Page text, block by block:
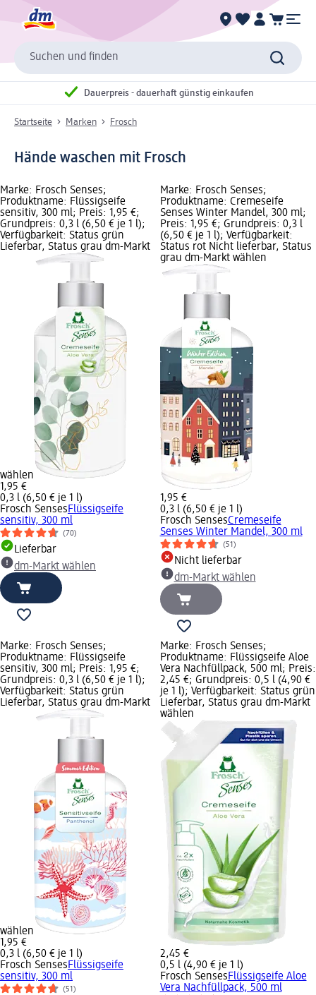
Suchen und finden
Dauerpreis - dauerhaft günstig einkaufen
Startseite Marken Frosch
Hände waschen mit Frosch
Marke: Frosch Senses;
Produktname: Flüssigseife
sensitiv, 300 ml; Preis: 1,95 €;
Grundpreis: 0,3 l (6,50 € je 1 l);
Verfügbarkeit: Status grün
Lieferbar, Status grau dm-Markt
wählen
1,95 €
0,3 l (6,50 € je 1 l)
Frosch SensesFlüssigseife
sensitiv, 300 ml
(70)
Lieferbar
dm-Markt wählen
Marke: Frosch Senses;
Produktname: Cremeseife
Senses Winter Mandel, 300 ml;
Preis: 1,95 €; Grundpreis: 0,3 l
(6,50 € je 1 l); Verfügbarkeit:
Status rot Nicht lieferbar, Status
grau dm-Markt wählen
1,95 €
0,3 l (6,50 € je 1 l)
Frosch SensesCremeseife
Senses Winter Mandel, 300 ml
(51)
Nicht lieferbar
dm-Markt wählen
Marke: Frosch Senses;
Produktname: Flüssigseife
sensitiv, 300 ml; Preis: 1,95 €;
Grundpreis: 0,3 l (6,50 € je 1 l);
Verfügbarkeit: Status grün
Lieferbar, Status grau dm-Markt
wählen
1,95 €
0,3 l (6,50 € je 1 l)
Frosch SensesFlüssigseife
sensitiv, 300 ml
(51)
Marke: Frosch Senses;
Produktname: Flüssigseife Aloe
Vera Nachfüllpack, 500 ml; Preis:
2,45 €; Grundpreis: 0,5 l (4,90 €
je 1 l); Verfügbarkeit: Status grün
Lieferbar, Status grau dm-Markt
wählen
2,45 €
0,5 l (4,90 € je 1 l)
Frosch SensesFlüssigseife Aloe
Vera Nachfüllpack, 500 ml